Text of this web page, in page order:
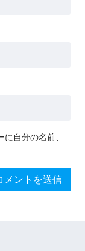
自分の名前、